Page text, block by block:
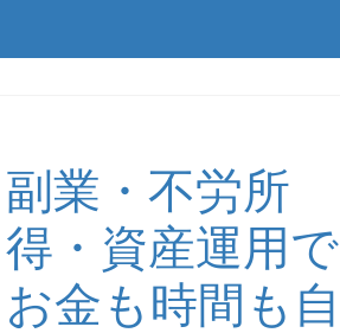
副業・不労所
得・資産運用で
お金も時間も自